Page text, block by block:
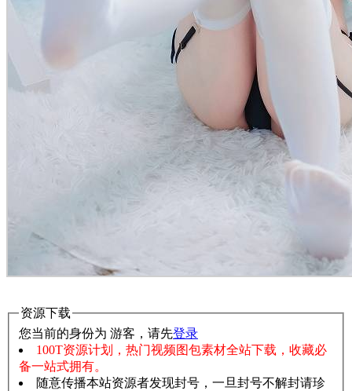
资源下载
您当前的身份为 游客，请先登录
100T资源计划，热门视频图包素材全站下载，收藏必
备一站式拥有。
随意传播本站资源者发现封号，一旦封号不解封请珍